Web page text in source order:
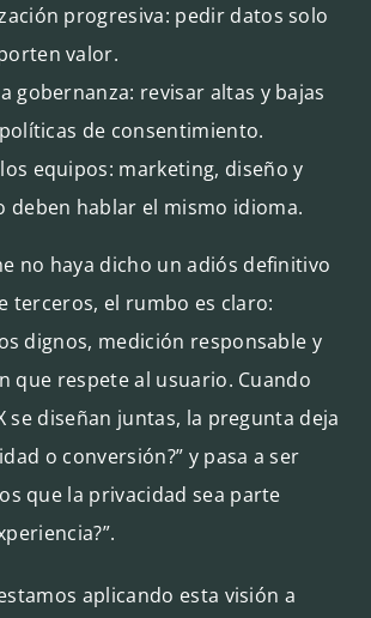
progresiva: pedir datos solo
valor.
gobernanza: revisar altas y bajas
de consentimiento.
equipos: marketing, diseño y
deben hablar el mismo idioma.
no haya dicho un adiós definitivo
terceros, el rumbo es claro:
dignos, medición responsable y
que respete al usuario. Cuando
se diseñan juntas, la pregunta deja
o conversión?” y pasa a ser
que la privacidad sea parte
aplicando esta visión a